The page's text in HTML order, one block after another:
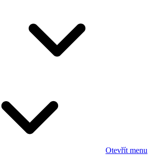
Otevřít menu